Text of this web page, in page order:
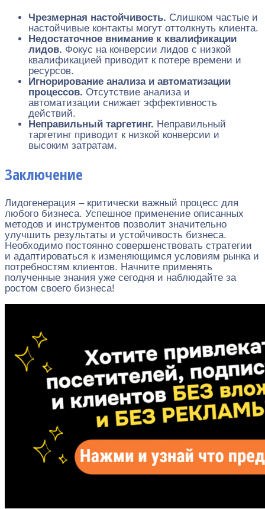
Чрезмерная настойчивость. Слишком частые и
настойчивые контакты могут оттолкнуть клиента.
Недостаточное внимание к квалификации
лидов. Фокус на конверсии лидов с низкой
квалификацией приводит к потере времени и
ресурсов.
Игнорирование анализа и автоматизации
процессов. Отсутствие анализа и
автоматизации снижает эффективность
действий.
Неправильный таргетинг. Неправильный
таргетинг приводит к низкой конверсии и
высоким затратам.
Заключение
Лидогенерация – критически важный процесс для
любого бизнеса. Успешное применение описанных
методов и инструментов позволит значительно
улучшить результаты и устойчивость бизнеса.
Необходимо постоянно совершенствовать стратегии
и адаптироваться к изменяющимся условиям рынка и
потребностям клиентов. Начните применять
полученные знания уже сегодня и наблюдайте за
ростом своего бизнеса!